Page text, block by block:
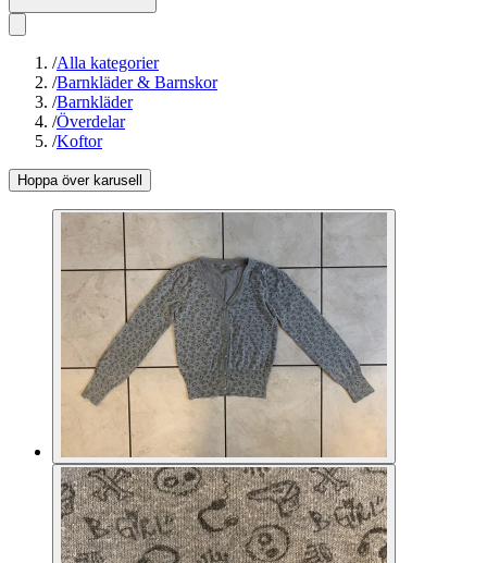
/Alla kategorier
/Barnkläder & Barnskor
/Barnkläder
/Överdelar
/Koftor
Hoppa över karusell